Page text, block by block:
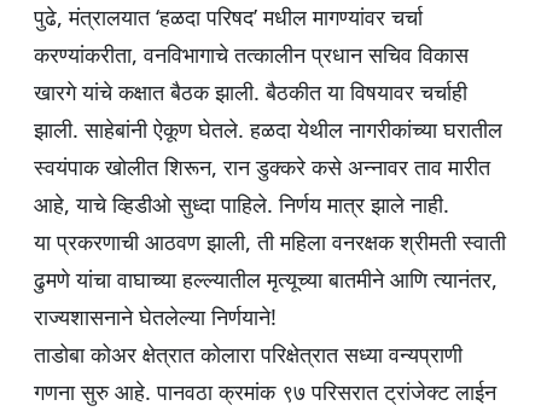
पुढे, मंत्रालयात ‘हळदा परिषद’ मधील मागण्यांवर चर्चा
करण्यांकरीता, वनविभागाचे तत्कालीन प्रधान सचिव विकास
खारगे यांचे कक्षात बैठक झाली. बैठकीत या विषयावर चर्चाही
झाली. साहेबांनी ऐकूण घेतले. हळदा येथील नागरीकांच्या घरातील
स्वयंपाक खोलीत शिरून, रान डुक्करे कसे अन्नावर ताव मारीत
आहे, याचे व्हिडीओ सुध्दा पाहिले. निर्णय मात्र झाले नाही.
या प्रकरणाची आठवण झाली, ती महिला वनरक्षक श्रीमती स्वाती
ढुमणे यांचा वाघाच्या हल्ल्यातील मृत्यूच्या बातमीने आणि त्यानंतर,
राज्यशासनाने घेतलेल्या निर्णयाने!
ताडोबा कोअर क्षेत्रात कोलारा परिक्षेत्रात सध्या वन्यप्राणी
गणना सुरु आहे. पानवठा क्रमांक ९७ परिसरात ट्रांजेक्ट लाईन